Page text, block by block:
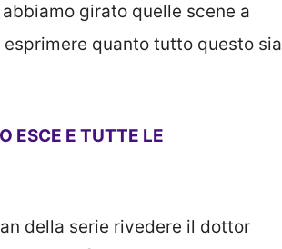
girato quelle scene a
quanto tutto questo sia
ESCE E TUTTE LE
della serie rivedere il dottor